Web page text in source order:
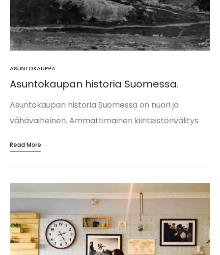
ASUNTOKAUPPA
Asuntokaupan historia Suomessa.
Asuntokaupan historia Suomessa on nuori ja
vähävaiheinen. Ammattimainen kiinteistönvälitys
jolloin yhä useampi alkoi tienata asuntojen
ja jotta välitystoiminta ei…
Read More